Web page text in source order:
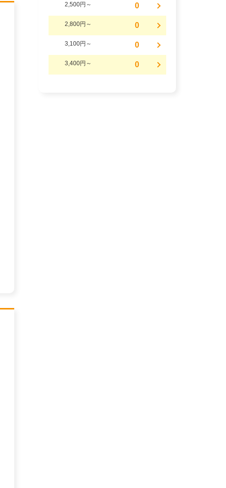
2,500円～ 0
2,800円～ 0
3,100円～ 0
3,400円～ 0